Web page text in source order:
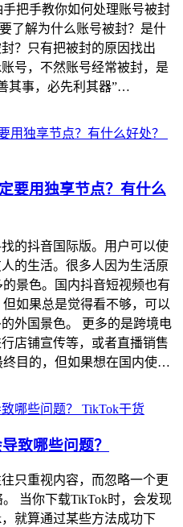
把手教你如何处理账号被封
了解为什么账号被封？是什
？只有把被封的原因找出
号，不然账号经常被封，是
其事，必先利其器”…
要用独享节点？有什么
的抖音国际版。用户可以使
的生活。很多人因为生活原
景色。国内抖音短视频也有
如果总是觉得看不够，可以
外国景色。 更多的是跨境电
店铺宣传等，或者直播销售
目的，但如果想在国内使…
TikTok干货
致哪些问题？
只重视内容，而忽略一个更
当你下载TikTok时，会发现
就算通过某些方法成功下